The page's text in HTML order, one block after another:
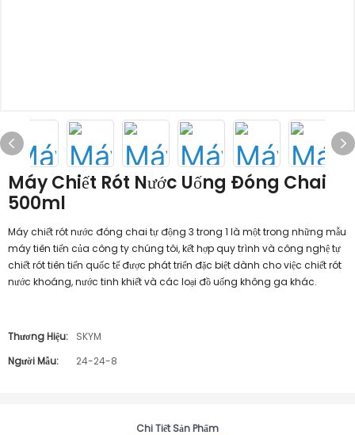
Máy Chiết Rót Nước Uống Đóng Chai
500ml
Máy chiết rót nước đóng chai tự động 3 trong 1 là một trong những mẫu
máy tiên tiến của công ty chúng tôi, kết hợp quy trình và công nghệ tự
chiết rót tiên tiến quốc tế được phát triển đặc biệt dành cho việc chiết rót
nước khoáng, nước tinh khiết và các loại đồ uống không ga khác.
Thương Hiệu:
SKYM
Người Mẫu:
24-24-8
Chi Tiết Sản Phẩm